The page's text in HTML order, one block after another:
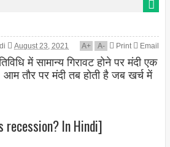
August 23, 2021 A+ A- Print Email
में सामान्य गिरावट होने पर मंदी एक
तौर पर मंदी तब होती है जब खर्च में
recession? In Hindi]